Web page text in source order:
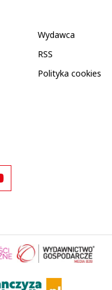
Wydawca
RSS
Polityka cookies